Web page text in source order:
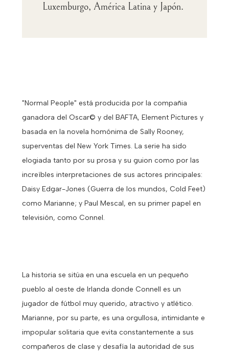
Luxemburgo, América Latina y Japón.
"Normal People" está producida por la compañia
ganadora del Oscar© y del BAFTA, Element Pictures y
basada en la novela homónima de Sally Rooney,
superventas del New York Times. La serie ha sido
elogiada tanto por su prosa y su guion como por las
increíbles interpretaciones de sus actores principales:
Daisy Edgar-Jones (Guerra de los mundos, Cold Feet)
como Marianne; y Paul Mescal, en su primer papel en
televisión, como Connel.
La historia se sitúa en una escuela en un pequeño
pueblo al oeste de Irlanda donde Connell es un
jugador de fútbol muy querido, atractivo y atlético.
Marianne, por su parte, es una orgullosa, intimidante e
impopular solitaria que evita constantemente a sus
compañeros de clase y desafía la autoridad de sus